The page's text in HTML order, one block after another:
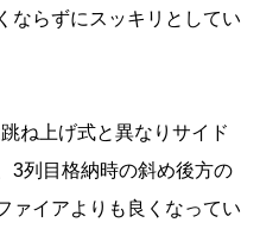
ならずにスッキリとしてい
ね上げ式と異なりサイド
3列目格納時の斜め後方の
ァイアよりも良くなってい